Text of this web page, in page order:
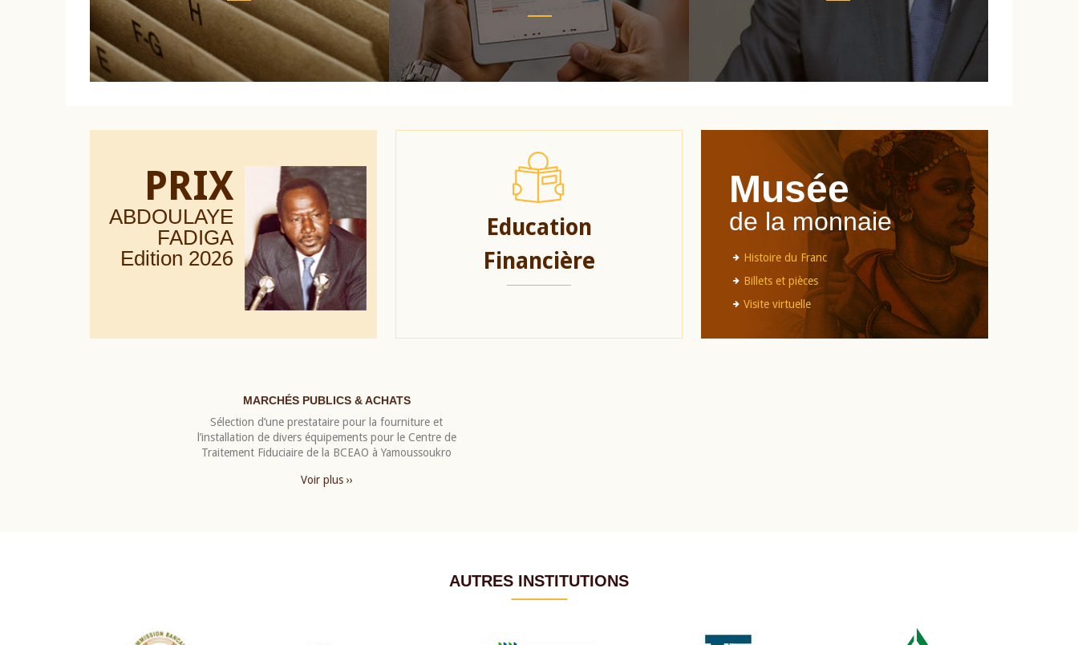
PRIX
ABDOULAYE
FADIGA
Edition 2026
Education
Financière
Musée
de la monnaie
Histoire du Franc
Billets et pièces
Visite virtuelle
MARCHÉS PUBLICS & ACHATS
Sélection d’une prestataire pour la fourniture et
l’installation de divers équipements pour le Centre de
Traitement Fiduciaire de la BCEAO à Yamoussoukro
Voir plus ››
AUTRES INSTITUTIONS